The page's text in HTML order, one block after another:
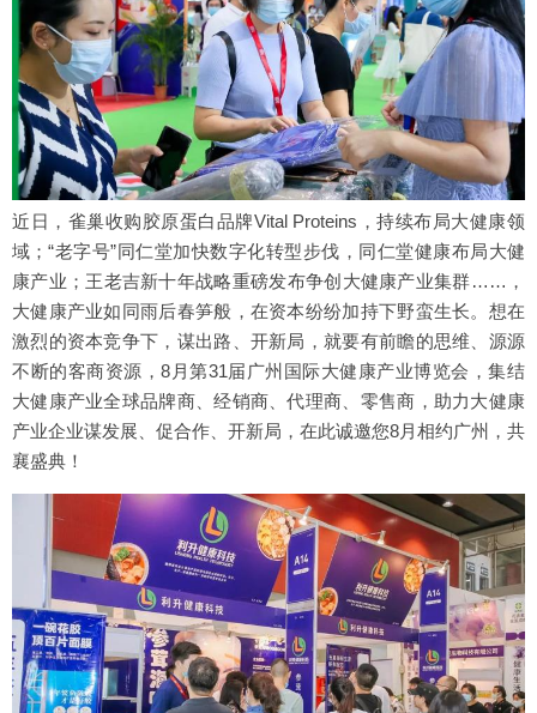
近日，雀巢收购胶原蛋白品牌Vital Proteins，持续布局大健康领
域；“老字号”同仁堂加快数字化转型步伐，同仁堂健康布局大健
康产业；王老吉新十年战略重磅发布争创大健康产业集群……，
大健康产业如同雨后春笋般，在资本纷纷加持下野蛮生长。想在
激烈的资本竞争下，谋出路、开新局，就要有前瞻的思维、源源
不断的客商资源，8月第31届广州国际大健康产业博览会，集结
大健康产业全球品牌商、经销商、代理商、零售商，助力大健康
产业企业谋发展、促合作、开新局，在此诚邀您8月相约广州，共
襄盛典！